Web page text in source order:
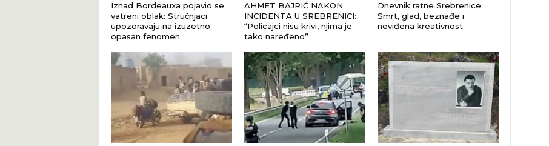
Iznad Bordeauxa pojavio se
vatreni oblak: Stručnjaci
upozoravaju na izuzetno
opasan fenomen
AHMET BAJRIĆ NAKON
INCIDENTA U SREBRENICI:
“Policajci nisu krivi, njima je
tako naređeno”
Dnevnik ratne Srebrenice:
Smrt, glad, beznađe i
neviđena kreativnost